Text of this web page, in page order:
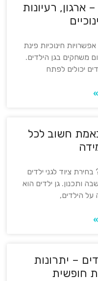
ארגון, רעיונות
חינוכיות פינת
משחקים בגן הילדים.
יכולים לפתח
חשוב לכל
בחירת ציוד לגני ילדים
ותכנון. גן ילדים הוא
הילדים,
– יתרונות
חופשית